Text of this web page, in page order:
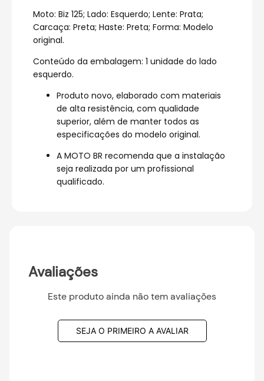
Moto: Biz 125; Lado: Esquerdo; Lente: Prata;
Carcaça: Preta; Haste: Preta; Forma: Modelo
original.
Conteúdo da embalagem: 1 unidade do lado
esquerdo.
Produto novo, elaborado com materiais
de alta resistência, com qualidade
superior, além de manter todos as
especificações do modelo original.
A MOTO BR recomenda que a instalação
seja realizada por um profissional
qualificado.
Avaliações
Este produto ainda não tem avaliações
SEJA O PRIMEIRO A AVALIAR